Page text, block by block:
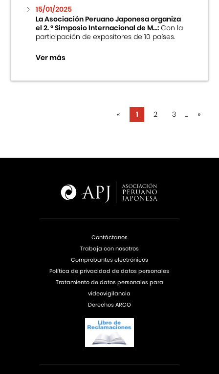
15/01/2025
La Asociación Peruano Japonesa organiza
el 2. ° Simposio Internacional de M...:Con la
participación de expositores de 10 países.
Ver más
« 1 2 3 ... »
Contáctanos
Trabaja con nosotros
Comprobantes electrónicos
Política de privacidad de datos personales
Tratamiento de datos personales para
videovigilancia
Derechos ARCO